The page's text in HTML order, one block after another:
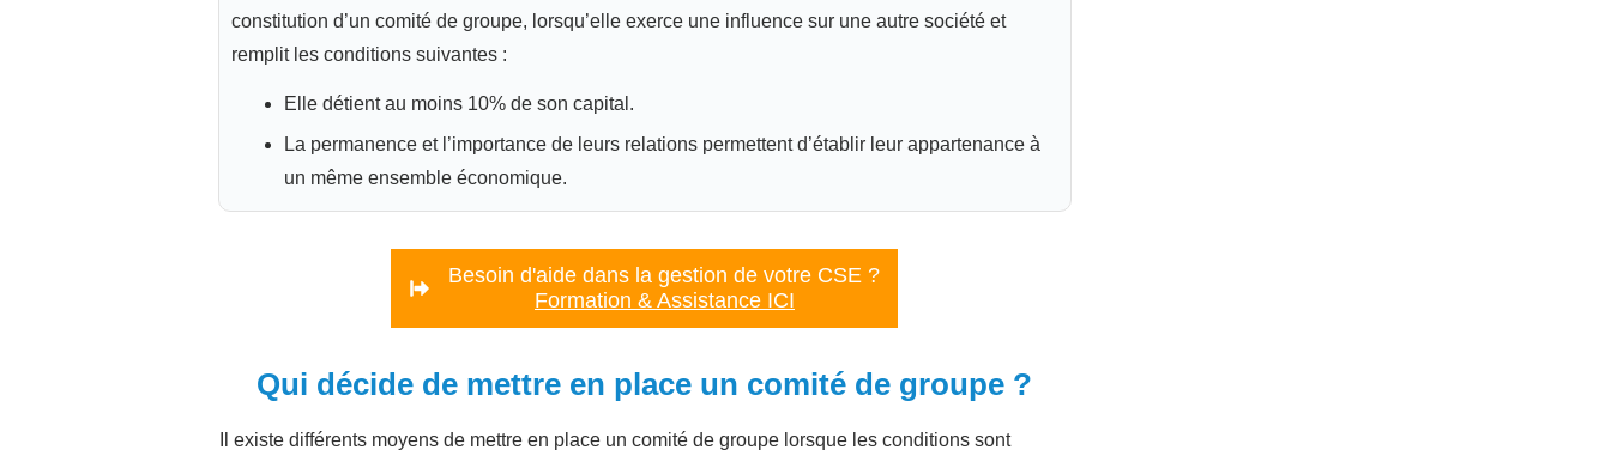
constitution d’un comité de groupe, lorsqu’elle exerce une influence sur une autre société et
remplit les conditions suivantes :
Elle détient au moins 10% de son capital.
La permanence et l’importance de leurs relations permettent d’établir leur appartenance à
un même ensemble économique.
Besoin d'aide dans la gestion de votre CSE ?
Formation & Assistance ICI
Qui décide de mettre en place un comité de groupe ?
Il existe différents moyens de mettre en place un comité de groupe lorsque les conditions sont